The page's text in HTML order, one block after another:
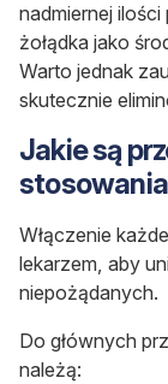
nadmiernej
żołądka jako
Warto jednak
skutecznie
Jakie są
Włączenie
lekarzem, aby
niepożądanych.
Do głównych
należą: